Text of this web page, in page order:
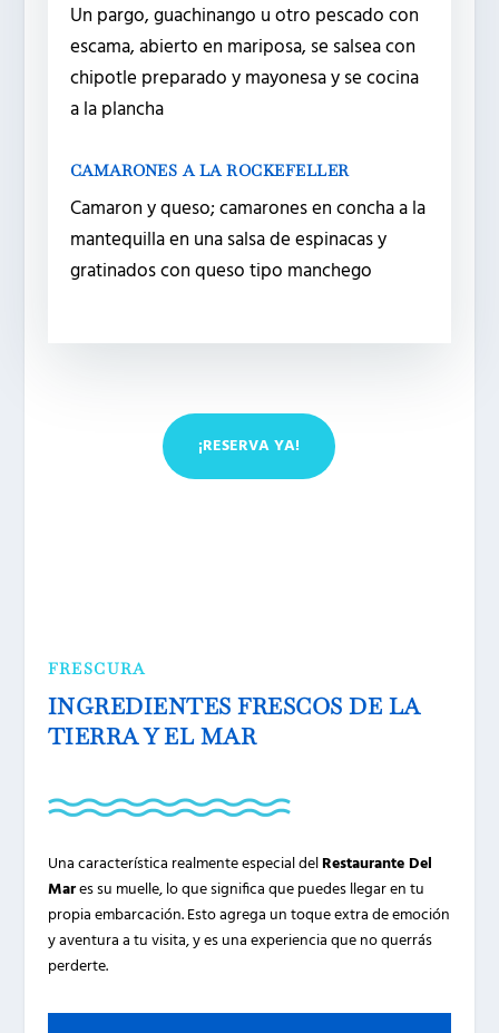
Un pargo, guachinango u otro pescado con
escama, abierto en mariposa, se salsea con
chipotle preparado y mayonesa y se cocina
a la plancha
CAMARONES A LA ROCKEFELLER
Camaron y queso; camarones en concha a la
mantequilla en una salsa de espinacas y
gratinados con queso tipo manchego
¡RESERVA YA!
FRESCURA
INGREDIENTES FRESCOS DE LA
TIERRA Y EL MAR
Una característica realmente especial delRestaurante Del
Mares su muelle, lo que significa que puedes llegar en tu
propia embarcación. Esto agrega un toque extra de emoción
y aventura a tu visita, y es una experiencia que no querrás
perderte.